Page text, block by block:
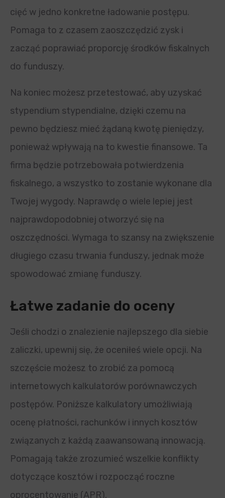
cięć w jedno konkretne ładowanie postępu.
Pomaga to z czasem zaoszczędzić zysk i
zacząć poprawiać proporcję środków fiskalnych
do funduszy.
Na koniec możesz przetestować, aby uzyskać
stypendium stypendialne, dzięki czemu na
pewno będziesz mieć żądaną kwotę pieniędzy,
ponieważ wpływają na to kwestie finansowe. Ta
firma będzie potrzebowała potwierdzenia
fiskalnego, a wszystko to zostanie wykonane dla
Twojej wygody. Naprawdę o wiele lepiej jest
najprawdopodobniej otworzyć się na
oszczędności. Wymaga to szansy na zwiększenie
długiego czasu trwania funduszy, jednak może
spowodować zmianę funduszy.
Łatwe zadanie do oceny
Jeśli chodzi o znalezienie najlepszego dla siebie
zaliczki, upewnij się, że oceniłeś wiele opcji. Na
szczęście możesz to zrobić za pomocą
internetowych kalkulatorów porównawczych
postępów. Poniższe kalkulatory umożliwiają
ocenę płatności, rachunków i innych kosztów
związanych z każdą zaawansowaną innowacją.
Pomagają także zrozumieć wszelkie konflikty
dotyczące kosztów i rozpocząć roczne
oprocentowanie (APR).